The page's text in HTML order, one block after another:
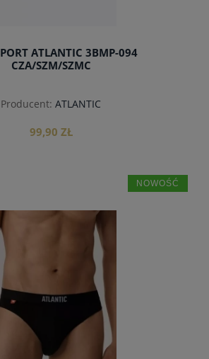
ATLANTIC 3BMP-094
CZA/SZM/SZMC
Producent: ATLANTIC
99,90 ZŁ
NOWOŚĆ